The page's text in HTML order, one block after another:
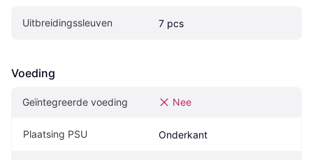
Uitbreidingssleuven 7 pcs
Voeding
Geïntegreerde voeding Nee
Plaatsing PSU Onderkant